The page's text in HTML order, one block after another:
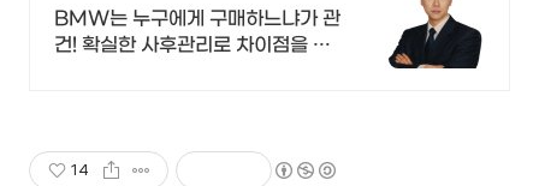
이치모터스
BMW는 누구에게 구매하느냐가 관
건! 확실한 사후관리로 차이점을 보
14